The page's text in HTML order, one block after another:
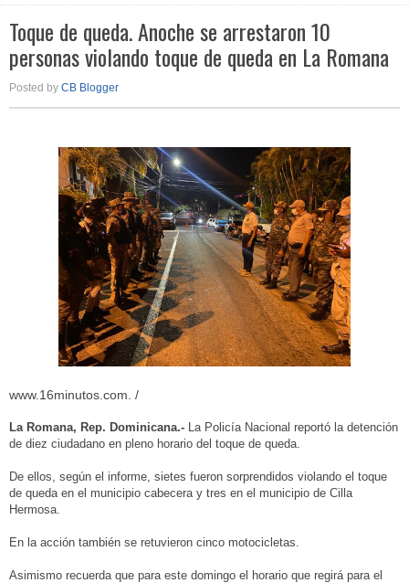
Toque de queda. Anoche se arrestaron 10
personas violando toque de queda en La Romana
Posted by CB Blogger
www.16minutos.com. /
La Romana, Rep. Dominicana.- La Policía Nacional reportó la detención
de diez ciudadano en pleno horario del toque de queda.
De ellos, según el informe, sietes fueron sorprendidos violando el toque
de queda en el municipio cabecera y tres en el municipio de Cilla
Hermosa.
En la acción también se retuvieron cinco motocicletas.
Asimismo recuerda que para este domingo el horario que regirá para el